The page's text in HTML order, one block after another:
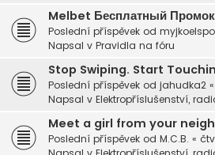
Melbet Бесплатный
Poslední příspěvek od
Napsal v Pravidla na fóru
Stop Swiping. Start
Poslední příspěvek od jahudka2 «
Napsal v Elektropříslušenství,
Meet a girl from your
Poslední příspěvek od M.C.B. «